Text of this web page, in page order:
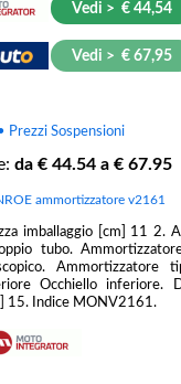
Vedi > € 44,54
Vedi > € 67,95
Prezzi Sospensioni
da € 44.54 a € 67.95
ammortizzatore v2161
imballaggio [cm] 11 2.
tubo.
Ammortizzatore
Occhiello inferiore.
15. Indice MONV2161.